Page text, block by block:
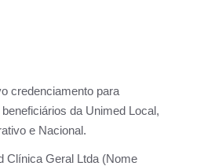
credenciamento para
da Unimed Local,
e Nacional.
Clínica Geral Ltda (Nome